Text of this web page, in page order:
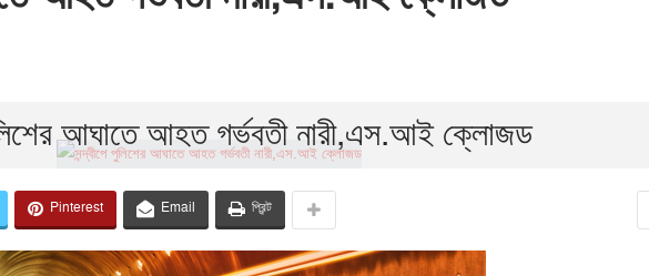
আঘাতে আহত গর্ভবতী নারী,এস.আই ক্লোজড
Pinterest Email প্রিন্ট